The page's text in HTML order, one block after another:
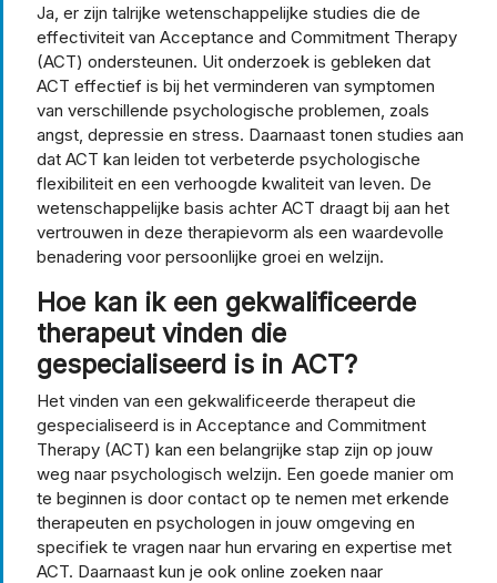
Ja, er zijn talrijke wetenschappelijke studies die de
effectiviteit van Acceptance and Commitment Therapy
(ACT) ondersteunen. Uit onderzoek is gebleken dat
ACT effectief is bij het verminderen van symptomen
van verschillende psychologische problemen, zoals
angst, depressie en stress. Daarnaast tonen studies aan
dat ACT kan leiden tot verbeterde psychologische
flexibiliteit en een verhoogde kwaliteit van leven. De
wetenschappelijke basis achter ACT draagt bij aan het
vertrouwen in deze therapievorm als een waardevolle
benadering voor persoonlijke groei en welzijn.
Hoe kan ik een gekwalificeerde
therapeut vinden die
gespecialiseerd is in ACT?
Het vinden van een gekwalificeerde therapeut die
gespecialiseerd is in Acceptance and Commitment
Therapy (ACT) kan een belangrijke stap zijn op jouw
weg naar psychologisch welzijn. Een goede manier om
te beginnen is door contact op te nemen met erkende
therapeuten en psychologen in jouw omgeving en
specifiek te vragen naar hun ervaring en expertise met
ACT. Daarnaast kun je ook online zoeken naar